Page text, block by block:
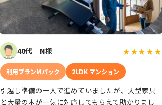
40代 N様 ★★★★★
利用プランMパック 2LDK マンション
引越し準備の一人で進めていましたが、大型家具
と大量の本が一気に対応してもらえて助かりまし